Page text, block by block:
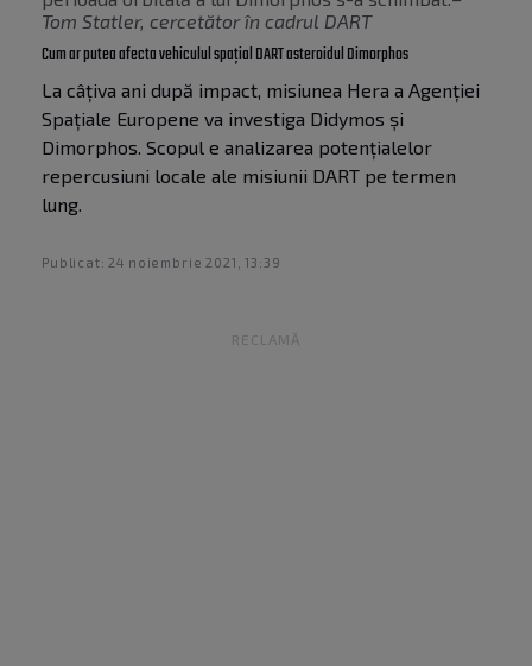
Tom Statler, cercetător în cadrul DART
Cum ar putea afecta vehiculul spațial DART asteroidul Dimorphos
La câțiva ani după impact, misiunea Hera a Agenției
Spațiale Europene va investiga Didymos și
Dimorphos. Scopul e analizarea potențialelor
repercusiuni locale ale misiunii DART pe termen
lung.
Publicat: 24 noiembrie 2021, 13:39
RECLAMĂ